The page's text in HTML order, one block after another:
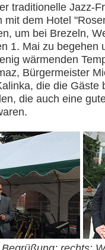
traditionelle Jazz-
mit dem Hotel
um bei Brezeln,
1. Mai zu begehen
wärmenden
Bürgermeister
die die
die auch eine